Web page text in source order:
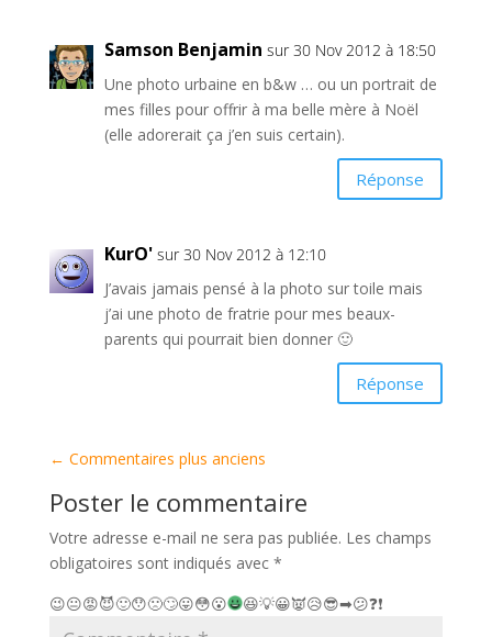
Samson Benjamin sur 30 Nov 2012 à 18:50
Une photo urbaine en b&w … ou un portrait de
mes filles pour offrir à ma belle mère à Noël
(elle adorerait ça j’en suis certain).
Réponse
KurO' sur 30 Nov 2012 à 12:10
J’avais jamais pensé à la photo sur toile mais
j’ai une photo de fratrie pour mes beaux-
parents qui pourrait bien donner 🙂
Réponse
← Commentaires plus anciens
Poster le commentaire
Votre adresse e-mail ne sera pas publiée. Les champs
obligatoires sont indiqués avec *
😉😐😡😈🙂😯🙁🙄😛😳😮 😆💡😀👿😥😎➡😕❓❗